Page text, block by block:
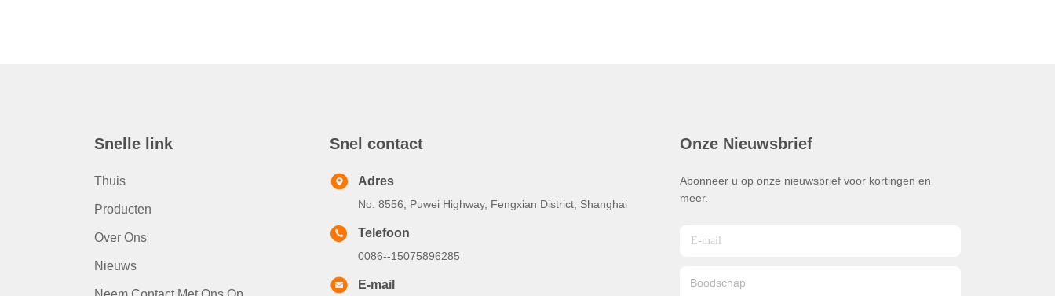
Snelle link
Thuis
Producten
Over Ons
Nieuws
Snel contact
Adres
No. 8556, Puwei Highway, Fengxian District, Shanghai
Telefoon
0086--15075896285
E-mail
Onze Nieuwsbrief
Abonneer u op onze nieuwsbrief voor kortingen en
meer.